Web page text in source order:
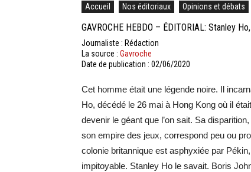
Accueil Nos éditoriaux Opinions et débats
GAVROCHE HEBDO – ÉDITORIAL: Stanley
Journaliste : Rédaction
La source : Gavroche
Date de publication : 02/06/2020
Cet homme était une légende noire. Il
Ho, décédé le 26 mai à Hong Kong où il
devenir le géant que l’on sait. Sa
son empire des jeux, correspond peu ou
colonie britannique est asphyxiée par
impitoyable. Stanley Ho le savait. Boris